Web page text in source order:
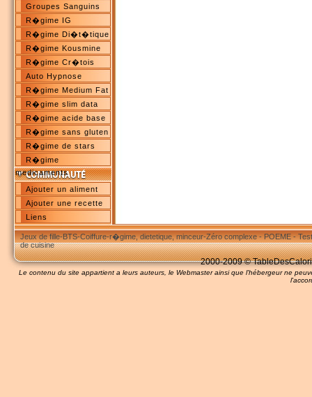
Groupes Sanguins
R�gime IG
R�gime Di�t�tique
R�gime Kousmine
R�gime Cr�tois
Auto Hypnose
R�gime Medium Fat
R�gime slim data
R�gime acide base
R�gime sans gluten
R�gime de stars
R�gime
medicaments
Ajouter un aliment
Ajouter une recette
Liens
Jeux de fille-BTS-Coiffure-r�gime, dietetique, minceur-Zéro complexe-POEME-
de cuisine
2000-2009 ©
Le contenu du site appartient a leurs auteurs, le Webmaster ainsi que l'hébergeur ne